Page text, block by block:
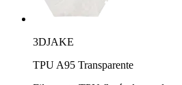
3DJAKE
TPU A95 Transparente